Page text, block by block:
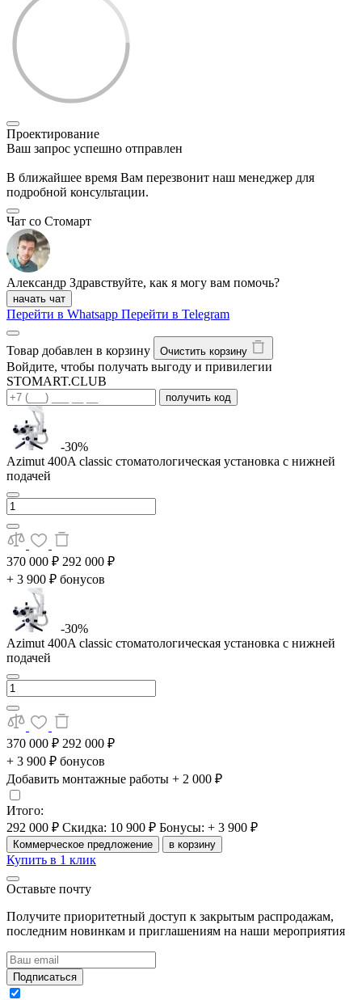
Проектирование
Ваш запрос успешно отправлен
В ближайшее время Вам перезвонит наш менеджер для
подробной консультации.
Чат со Стомарт
Александр Здравствуйте, как я могу вам помочь?
начать чат
Перейти в Whatsapp Перейти в Telegram
Товар добавлен в корзину Очистить корзину
Войдите, чтобы получать выгоду и привилегии
STOMART.CLUB
получить код
-30%
Azimut 400A classic стоматологическая установка с нижней
подачей
370 000 ₽ 292 000 ₽
+ 3 900 ₽ бонусов
-30%
Azimut 400A classic стоматологическая установка с нижней
подачей
370 000 ₽ 292 000 ₽
+ 3 900 ₽ бонусов
Добавить монтажные работы + 2 000 ₽
Итого:
292 000 ₽ Скидка: 10 900 ₽ Бонусы: + 3 900 ₽
Коммерческое предложение в корзину
Купить в 1 клик
Оставьте почту
Получите приоритетный доступ к закрытым распродажам,
последним новинкам и приглашениям на наши мероприятия
Подписаться